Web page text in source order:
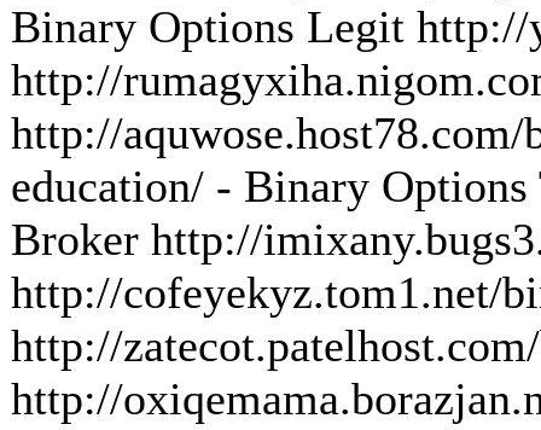
Binary Options Legit
http://
http://
education/ - Binary
Broker http://
http://cofeyekyz.tom1.net/
http://
http://